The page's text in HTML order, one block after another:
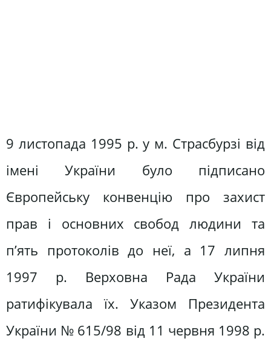
9 листопада 1995 р. у м. Страсбурзі від
імені України було підписано
Європейську конвенцію про захист
прав і основних свобод людини та
п’ять протоколів до неї, а 17 липня
1997 р. Верховна Рада України
ратифікувала їх. Указом Президента
України № 615/98 від 11 червня 1998 р.